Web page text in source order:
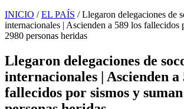
INICIO / EL PAÍS / Llegaron delegaciones de
internacionales | Ascienden a 589 los fallecidos
2980 personas heridas
Llegaron delegaciones de
internacionales | Ascienden a
fallecidos por sismos y